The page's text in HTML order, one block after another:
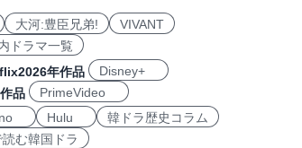
大河:豊臣兄弟!
VIVANT
ドラマ一覧
年作品
Disney+
品
PrimeVideo
Hulu
韓ドラ歴史コラム
む韓国ドラ